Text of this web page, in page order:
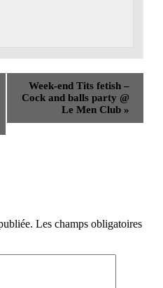
Week-end Tits fetish –
Cock and balls party @
Le Men Club »
Les champs obligatoires